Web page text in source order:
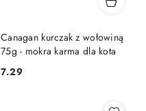
Canagan kurczak z wołowiną
75g - mokra karma dla kota
Cena:
7.29